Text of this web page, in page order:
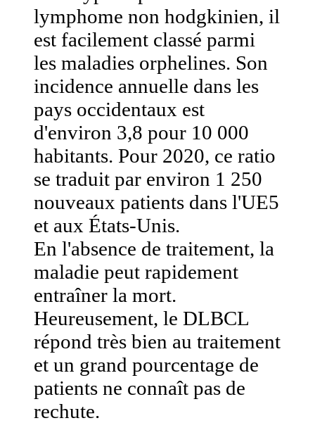
lymphome non hodgkinien, il
est facilement classé parmi
les maladies orphelines. Son
incidence annuelle dans les
pays occidentaux est
d'environ 3,8 pour 10 000
habitants. Pour 2020, ce ratio
se traduit par environ 1 250
nouveaux patients dans l'UE5
et aux États-Unis.
En l'absence de traitement, la
maladie peut rapidement
entraîner la mort.
Heureusement, le DLBCL
répond très bien au traitement
et un grand pourcentage de
patients ne connaît pas de
rechute.